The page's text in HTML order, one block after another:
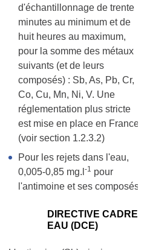
d'échantillonnage de trente
minutes au minimum et de
huit heures au maximum,
pour la somme des métaux
suivants (et de leurs
composés) : Sb, As, Pb, Cr,
Co, Cu, Mn, Ni, V. Une
réglementation plus stricte
est mise en place en France
(voir section 1.2.3.2)
Pour les rejets dans l'eau,
0,005-0,85 mg.l -1 pour
l'antimoine et ses composés
DIRECTIVE CADRE
EAU (DCE)